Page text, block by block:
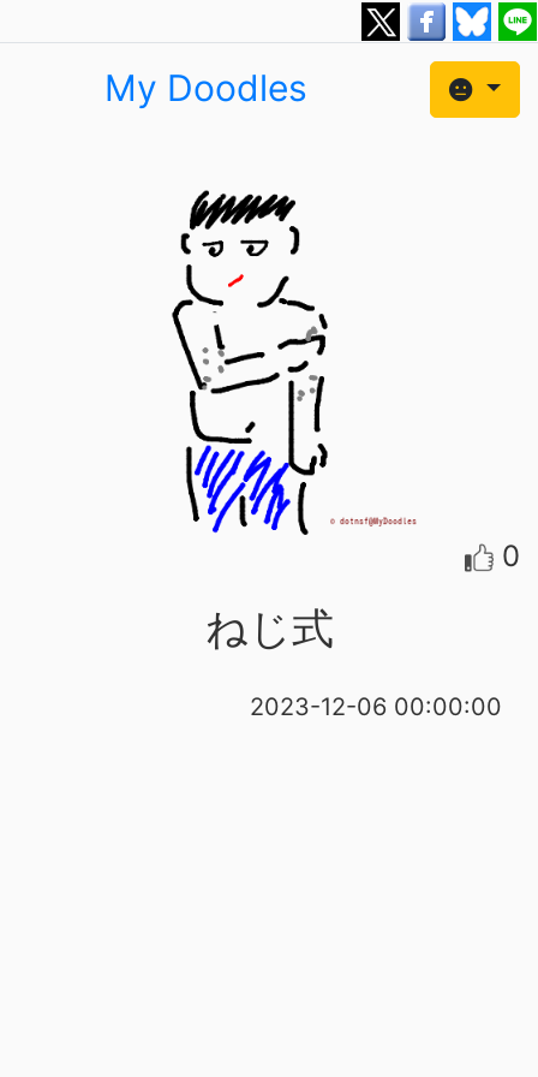
My Doodles
0
ねじ式
2023-12-06 00:00:00